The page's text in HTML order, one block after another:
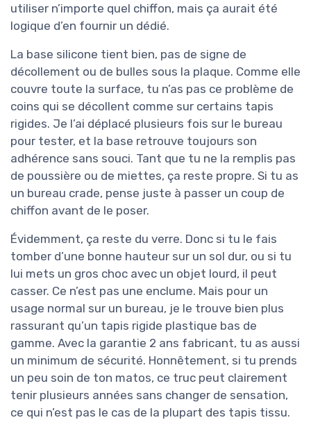
utiliser n’importe quel chiffon, mais ça aurait été
logique d’en fournir un dédié.
La base silicone tient bien, pas de signe de
décollement ou de bulles sous la plaque. Comme elle
couvre toute la surface, tu n’as pas ce problème de
coins qui se décollent comme sur certains tapis
rigides. Je l’ai déplacé plusieurs fois sur le bureau
pour tester, et la base retrouve toujours son
adhérence sans souci. Tant que tu ne la remplis pas
de poussière ou de miettes, ça reste propre. Si tu as
un bureau crade, pense juste à passer un coup de
chiffon avant de le poser.
Évidemment, ça reste du verre. Donc si tu le fais
tomber d’une bonne hauteur sur un sol dur, ou si tu
lui mets un gros choc avec un objet lourd, il peut
casser. Ce n’est pas une enclume. Mais pour un
usage normal sur un bureau, je le trouve bien plus
rassurant qu’un tapis rigide plastique bas de
gamme. Avec la garantie 2 ans fabricant, tu as aussi
un minimum de sécurité. Honnêtement, si tu prends
un peu soin de ton matos, ce truc peut clairement
tenir plusieurs années sans changer de sensation,
ce qui n’est pas le cas de la plupart des tapis tissu.